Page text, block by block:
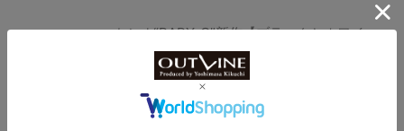
カシオ“BABY-G”新作【ブラックとホワイ
トの新色が登場】ハート型時計ホルダーに
セット、ウオッチ＆チャームの 2WAYスタ